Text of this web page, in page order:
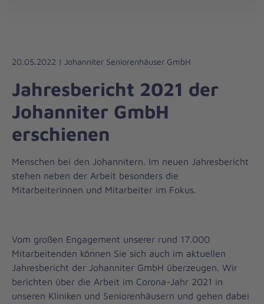
Liebe
Leben
20.05.2022 | Johanniter Seniorenhäuser GmbH
Jahresbericht 2021 der
Johanniter GmbH
erschienen
Menschen bei den Johannitern. Im neuen Jahresbericht
stehen neben der Arbeit besonders die
Mitarbeiterinnen und Mitarbeiter im Fokus.
Vom großen Engagement unserer rund 17.000
Mitarbeitenden können Sie sich auch im aktuellen
Jahresbericht der Johanniter GmbH überzeugen. Wir
berichten über die Arbeit im Corona-Jahr 2021 in
unseren Kliniken und Seniorenhäusern und gehen dabei